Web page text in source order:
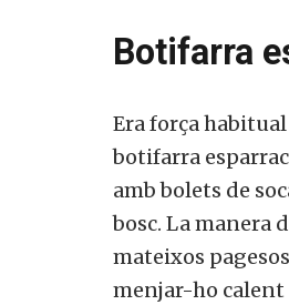
Botifarra
Era força
botifarra
amb bolets de
bosc. La manera
mateixos
menjar-ho calent